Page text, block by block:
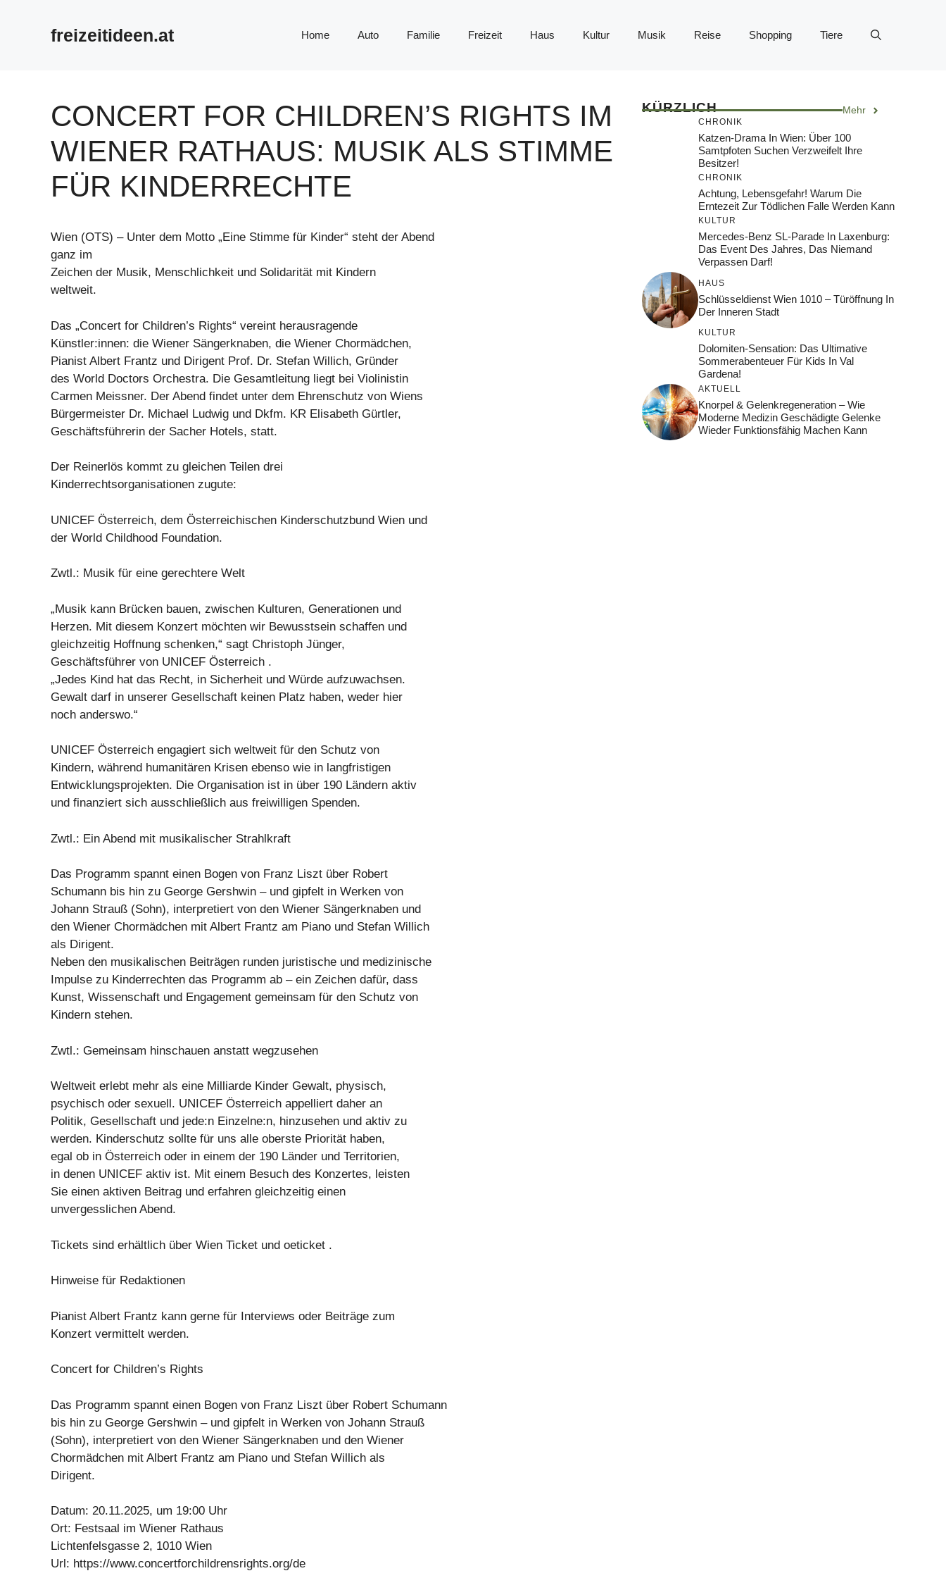
freizeitideen.at Home Auto Familie Freizeit Haus Kultur Musik Reise Shopping Tiere
CONCERT FOR CHILDREN’S RIGHTS IM
WIENER RATHAUS: MUSIK ALS STIMME
FÜR KINDERRECHTE
Wien (OTS) – Unter dem Motto „Eine Stimme für Kinder“ steht der Abend
ganz im
Zeichen der Musik, Menschlichkeit und Solidarität mit Kindern
weltweit.
Das „Concert for Children’s Rights“ vereint herausragende
Künstler:innen: die Wiener Sängerknaben, die Wiener Chormädchen,
Pianist Albert Frantz und Dirigent Prof. Dr. Stefan Willich, Gründer
des World Doctors Orchestra. Die Gesamtleitung liegt bei Violinistin
Carmen Meissner. Der Abend findet unter dem Ehrenschutz von Wiens
Bürgermeister Dr. Michael Ludwig und Dkfm. KR Elisabeth Gürtler,
Geschäftsführerin der Sacher Hotels, statt.
Der Reinerlös kommt zu gleichen Teilen drei
Kinderrechtsorganisationen zugute:
UNICEF Österreich, dem Österreichischen Kinderschutzbund Wien und
der World Childhood Foundation.
Zwtl.: Musik für eine gerechtere Welt
„Musik kann Brücken bauen, zwischen Kulturen, Generationen und
Herzen. Mit diesem Konzert möchten wir Bewusstsein schaffen und
gleichzeitig Hoffnung schenken,“ sagt Christoph Jünger,
Geschäftsführer von UNICEF Österreich .
„Jedes Kind hat das Recht, in Sicherheit und Würde aufzuwachsen.
Gewalt darf in unserer Gesellschaft keinen Platz haben, weder hier
noch anderswo.“
UNICEF Österreich engagiert sich weltweit für den Schutz von
Kindern, während humanitären Krisen ebenso wie in langfristigen
Entwicklungsprojekten. Die Organisation ist in über 190 Ländern aktiv
und finanziert sich ausschließlich aus freiwilligen Spenden.
Zwtl.: Ein Abend mit musikalischer Strahlkraft
Das Programm spannt einen Bogen von Franz Liszt über Robert
Schumann bis hin zu George Gershwin – und gipfelt in Werken von
Johann Strauß (Sohn), interpretiert von den Wiener Sängerknaben und
den Wiener Chormädchen mit Albert Frantz am Piano und Stefan Willich
als Dirigent.
Neben den musikalischen Beiträgen runden juristische und medizinische
Impulse zu Kinderrechten das Programm ab – ein Zeichen dafür, dass
Kunst, Wissenschaft und Engagement gemeinsam für den Schutz von
Kindern stehen.
Zwtl.: Gemeinsam hinschauen anstatt wegzusehen
Weltweit erlebt mehr als eine Milliarde Kinder Gewalt, physisch,
psychisch oder sexuell. UNICEF Österreich appelliert daher an
Politik, Gesellschaft und jede:n Einzelne:n, hinzusehen und aktiv zu
werden. Kinderschutz sollte für uns alle oberste Priorität haben,
egal ob in Österreich oder in einem der 190 Länder und Territorien,
in denen UNICEF aktiv ist. Mit einem Besuch des Konzertes, leisten
Sie einen aktiven Beitrag und erfahren gleichzeitig einen
unvergesslichen Abend.
Tickets sind erhältlich über Wien Ticket und oeticket .
Hinweise für Redaktionen
Pianist Albert Frantz kann gerne für Interviews oder Beiträge zum
Konzert vermittelt werden.
Concert for Children’s Rights
Das Programm spannt einen Bogen von Franz Liszt über Robert Schumann
bis hin zu George Gershwin – und gipfelt in Werken von Johann Strauß
(Sohn), interpretiert von den Wiener Sängerknaben und den Wiener
Chormädchen mit Albert Frantz am Piano und Stefan Willich als
Dirigent.
Datum: 20.11.2025, um 19:00 Uhr
Ort: Festsaal im Wiener Rathaus
Lichtenfelsgasse 2, 1010 Wien
Url: https://www.concertforchildrensrights.org/de
KÜRZLICH Mehr
CHRONIK
Katzen-Drama In Wien: Über 100
Samtpfoten Suchen Verzweifelt Ihre
Besitzer!
CHRONIK
Achtung, Lebensgefahr! Warum Die
Erntezeit Zur Tödlichen Falle Werden Kann
KULTUR
Mercedes-Benz SL-Parade In Laxenburg:
Das Event Des Jahres, Das Niemand
Verpassen Darf!
HAUS
Schlüsseldienst Wien 1010 – Türöffnung In
Der Inneren Stadt
KULTUR
Dolomiten-Sensation: Das Ultimative
Sommerabenteuer Für Kids In Val
Gardena!
AKTUELL
Knorpel & Gelenkregeneration – Wie
Moderne Medizin Geschädigte Gelenke
Wieder Funktionsfähig Machen Kann